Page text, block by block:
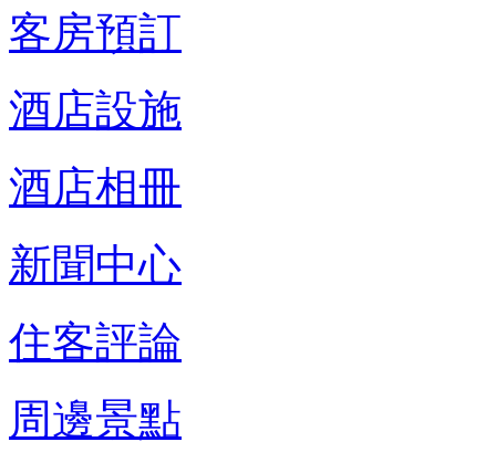
客房預訂
酒店設施
酒店相冊
新聞中心
住客評論
周邊景點